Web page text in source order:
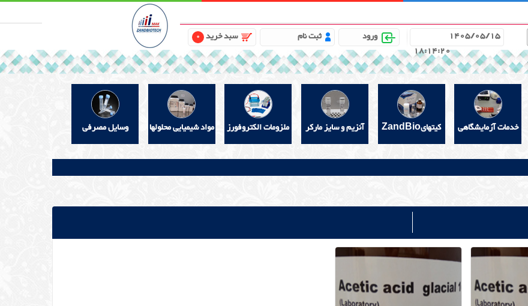
1405/05/15
18:14:20
ورود ثبت نام سبد خرید 0
خدمات آزمایشگاهی کیتهایZandBio آنزیم و سایز مارکر ملزومات الکتروفورز مواد شیمیایی محلولها وسایل مصرفی